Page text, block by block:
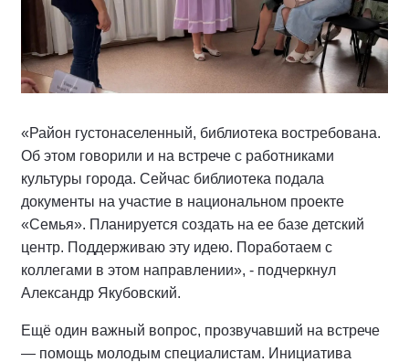
«Район густонаселенный, библиотека востребована.
Об этом говорили и на встрече с работниками
культуры города. Сейчас библиотека подала
документы на участие в национальном проекте
«Семья». Планируется создать на ее базе детский
центр. Поддерживаю эту идею. Поработаем с
коллегами в этом направлении», - подчеркнул
Александр Якубовский.
Ещё один важный вопрос, прозвучавший на встрече
— помощь молодым специалистам. Инициатива